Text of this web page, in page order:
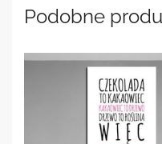
Podobne